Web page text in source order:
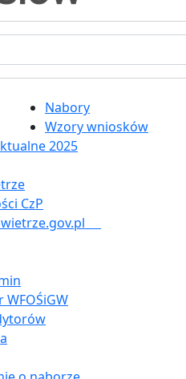
Nabory
Wzory wniosków
2025
CzP